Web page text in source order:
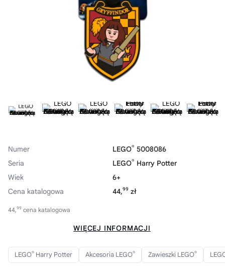
Numer LEGO® 5008086
Seria
LEGO® Harry Potter
Wiek
6+
Cena katalogowa
44,99 zł
44,99 cena katalogowa
WIĘCEJ INFORMACJI
LEGO® Harry Potter Akcesoria LEGO® Zawieszki LEGO®